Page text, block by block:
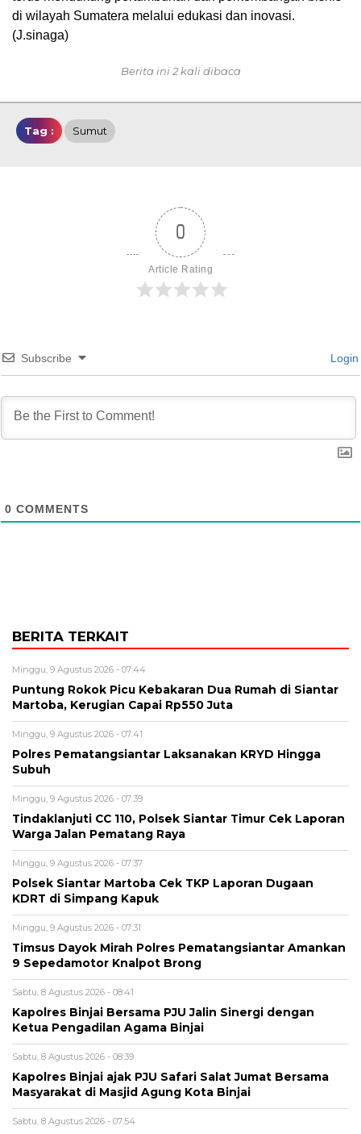
di wilayah Sumatera melalui edukasi dan inovasi.
(J.sinaga)
Berita ini 2 kali dibaca
Tag : Sumut
0
Article Rating
Subscribe Login
0 COMMENTS
BERITA TERKAIT
Minggu, 9 Agustus 2026 - 07:44
Puntung Rokok Picu Kebakaran Dua Rumah di Siantar
Martoba, Kerugian Capai Rp550 Juta
Minggu, 9 Agustus 2026 - 07:41
Polres Pematangsiantar Laksanakan KRYD Hingga
Subuh
Minggu, 9 Agustus 2026 - 07:39
Tindaklanjuti CC 110, Polsek Siantar Timur Cek Laporan
Warga Jalan Pematang Raya
Minggu, 9 Agustus 2026 - 07:37
Polsek Siantar Martoba Cek TKP Laporan Dugaan
KDRT di Simpang Kapuk
Minggu, 9 Agustus 2026 - 07:31
Timsus Dayok Mirah Polres Pematangsiantar Amankan
9 Sepedamotor Knalpot Brong
Sabtu, 8 Agustus 2026 - 08:41
Kapolres Binjai Bersama PJU Jalin Sinergi dengan
Ketua Pengadilan Agama Binjai
Sabtu, 8 Agustus 2026 - 08:39
Kapolres Binjai ajak PJU Safari Salat Jumat Bersama
Masyarakat di Masjid Agung Kota Binjai
Sabtu, 8 Agustus 2026 - 07:54